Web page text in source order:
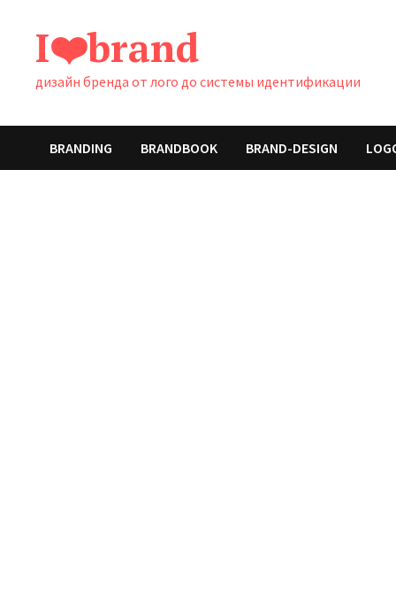
содержимому
I❤️brand
дизайн бренда от лого до системы идентификации
BRANDING BRANDBOOK BRAND-DESIGN